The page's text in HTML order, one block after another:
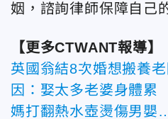
姻，諮詢律師保障自己
【更多CTWANT報導】
英國翁結8次婚想搬養
因：娶太多老婆身體累
媽打翻熱水壺燙傷男嬰